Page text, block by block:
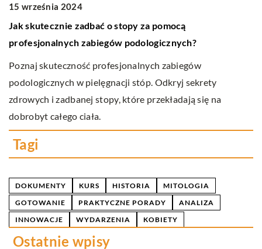
15 września 2024
Jak skutecznie zadbać o stopy za pomocą
profesjonalnych zabiegów podologicznych?
Poznaj skuteczność profesjonalnych zabiegów
podologicznych w pielęgnacji stóp. Odkryj sekrety
zdrowych i zadbanej stopy, które przekładają się na
dobrobyt całego ciała.
Tagi
DOKUMENTY KURS HISTORIA
MITOLOGIA
GOTOWANIE
PRAKTYCZNE PORADY
ANALIZA
INNOWACJE
WYDARZENIA KOBIETY
Ostatnie wpisy